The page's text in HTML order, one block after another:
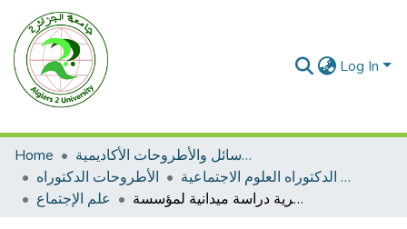
Log In
Home
الرسائل والأطروحات الأكاديمية
الأطروحات الدكتوراه
الأطروحات الدكتوراه العلوم الاجتماعية
علم الإجتماع
استراتيجية المؤسسة الاقتصادية الجزائرية الخاصة في تفعيل أداء الموارد البشرية دراسة ميدانية لمؤسسة "Soficlef"المتخصصة في صناعة وتجارة الخردوات العامة الواقعة بــ سي مصطفى-ولاية بومرداس-